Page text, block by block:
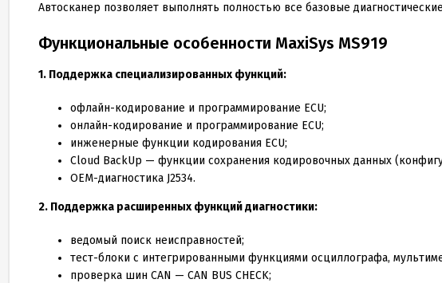
Автосканер позволяет выполнять полностью все базовые
Функциональные особенности MaxiSys MS919
1. Поддержка специализированных функций:
офлайн-кодирование и программирование ECU;
онлайн-кодирование и программирование ECU;
инженерные функции кодирования ECU;
Cloud BackUp — функции сохранения кодировочных данных
OEM-диагностика J2534.
2. Поддержка расширенных функций диагностики:
ведомый поиск неисправностей;
тест-блоки с интегрированными функциями осциллографа,
проверка шин CAN — CAN BUS CHECK;